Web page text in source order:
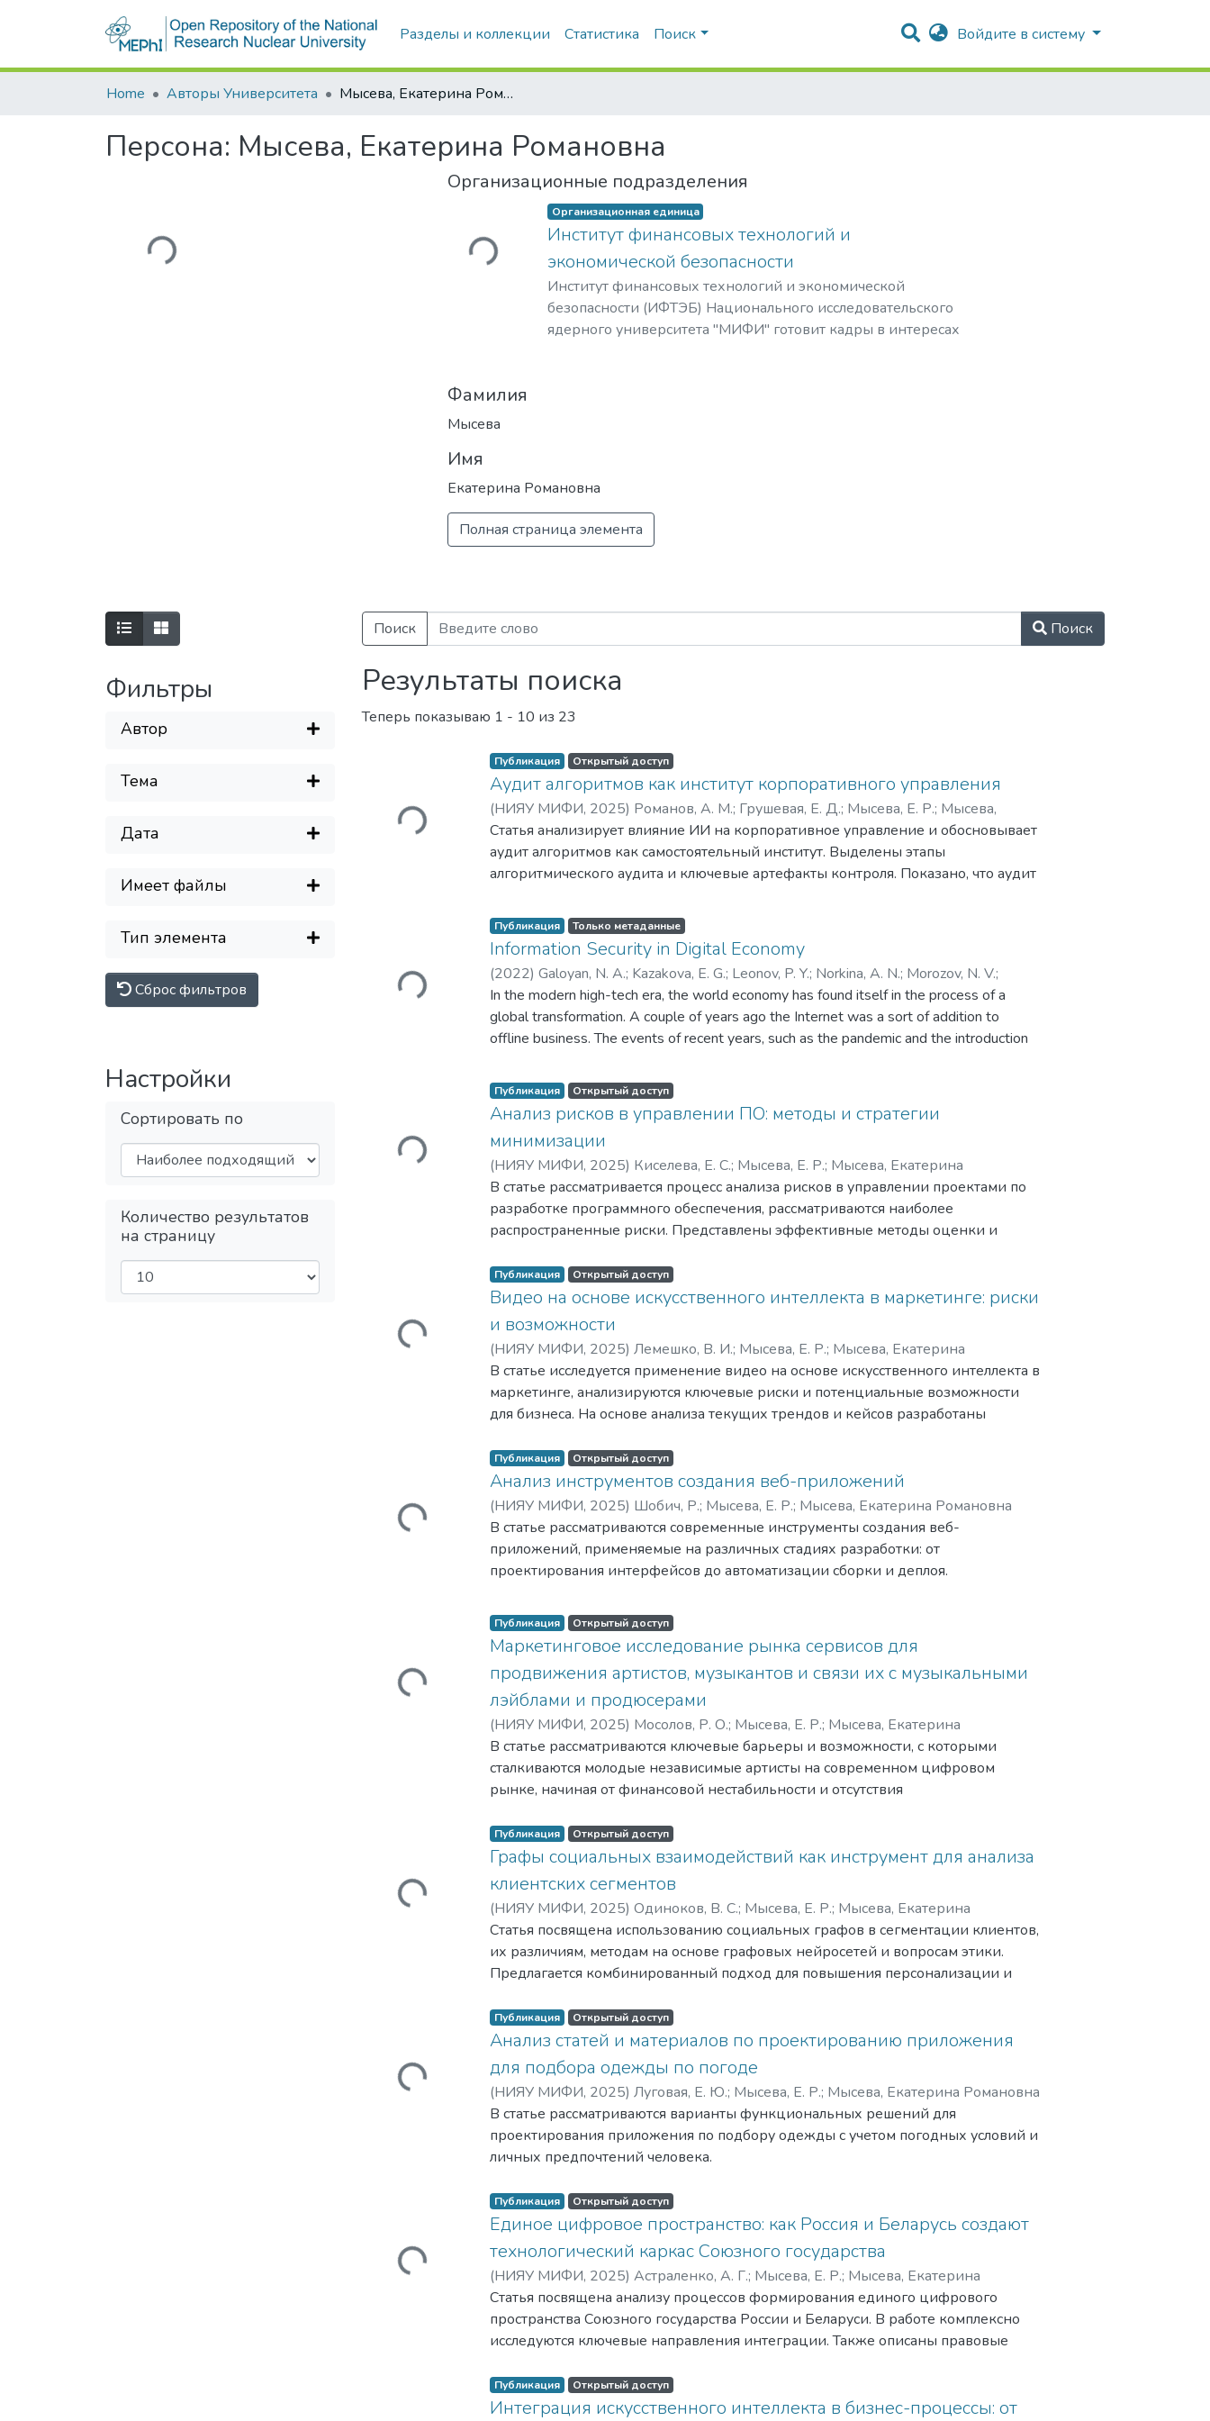
Разделы и коллекции Статистика Поиск Войдите в систему
Home Авторы Университета Мысева, Екатерина Романовна
Персона: Мысева, Екатерина Романовна
Загружается...
Организационные подразделения
Загружается...
Организационная единица
Институт финансовых технологий и
экономической безопасности
Институт финансовых технологий и экономической
безопасности (ИФТЭБ) Национального исследовательского
ядерного университета "МИФИ" готовит кадры в интересах
Фамилия
Мысева
Имя
Екатерина Романовна
Полная страница элемента
Фильтры
Автор
Тема
Дата
Имеет файлы
Тип элемента
Сброс фильтров
Настройки
Сортировать по
Количество результатов
на страницу
Поиск Поиск
Результаты поиска
Теперь показываю 1 - 10 из 23
Загружается...
Публикация Открытый доступ
Аудит алгоритмов как институт корпоративного управления
(НИЯУ МИФИ, 2025) Романов, А. М.; Грушевая, Е. Д.; Мысева, Е. Р.; Мысева,
Екатерина Романовна
Статья анализирует влияние ИИ на корпоративное управление и обосновывает
аудит алгоритмов как самостоятельный институт. Выделены этапы
алгоритмического аудита и ключевые артефакты контроля. Показано, что аудит
могут применяться при разработке внутренних политик компаний.
Загружается...
Публикация Только метаданные
Information Security in Digital Economy
(2022)Galoyan, N. A.; Kazakova, E. G.; Leonov, P. Y.; Norkina, A. N.; Morozov, N. V.;
Myseva, E. R.;Галоян, Натали Альбертовна;Казакова, Елизавета Геннадьевна
Леонов, Павел Юрьевич;Норкина, Анна Николаевна;Морозов, Николай
Владимирович;Мысева, Екатерина Романовна
In the modern high-tech era, the world economy has found itself in the process of a
global transformation. A couple of years ago the Internet was a sort of addition to
offline business. The events of recent years, such as the pandemic and the introduction
like never before, which became the reason for the formation of digitalisation. Despite
the fact that the "Digital Economy"has become widespread among advanced countries,
and blockchain technology, smart contracts are becoming increasingly popular in the
world, in this area there are still a number of problems that need to be solved for the
safe use of technology. It should be taken into account that despite the rapid
development of digital technology in the world, along with it the probability of new
unexplored risks increases. It is also necessary to consider the issue of national security
of the country during the development and implementation of information technology,
huge work to be done in terms of development of normative-legal regulation of these
issues and improvement of legislation in the field of information technology and
information security. © 2022 IEEE.
Загружается...
Публикация Открытый доступ
Анализ рисков в управлении ПО: методы и стратегии
минимизации
(НИЯУ МИФИ, 2025) Киселева, Е. С.; Мысева, Е. Р.; Мысева, Екатерина
Романовна
В статье рассматривается процесс анализа рисков в управлении проектами по
разработке программного обеспечения, рассматриваются наиболее
распространенные риски. Представлены эффективные методы оценки и
направленные на повышение надежности и успешности проектов по созданию
ПО.
Загружается...
Публикация Открытый доступ
Видео на основе искусственного интеллекта в маркетинге: риски
и возможности
(НИЯУ МИФИ, 2025)Лемешко, В. И.; Мысева, Е. Р.; Мысева, Екатерина
Романовна
В статье исследуется применение видео на основе искусственного интеллекта в
маркетинге, анализируются ключевые риски и потенциальные возможности
для бизнеса. На основе анализа текущих трендов и кейсов разработаны
стратегии.
Загружается...
Публикация Открытый доступ
Анализ инструментов создания веб-приложений
(НИЯУ МИФИ, 2025) Шобич, Р.; Мысева, Е. Р.; Мысева, Екатерина Романовна
В статье рассматриваются современные инструменты создания веб-
приложений, применяемые на различных стадиях разработки: от
проектирования интерфейсов до автоматизации сборки и деплоя.
выбора технологического стека и приводится сравнительный обзор
популярных инструментов.
Загружается...
Публикация Открытый доступ
Маркетинговое исследование рынка сервисов для
продвижения артистов, музыкантов и связи их с музыкальными
лэйблами и продюсерами
(НИЯУ МИФИ, 2025) Мосолов, Р. О.; Мысева, Е. Р.; Мысева, Екатерина
Романовна
В статье рассматриваются ключевые барьеры и возможности, с которыми
сталкиваются молодые независимые артисты на современном цифровом
рынке, начиная от финансовой нестабильности и отсутствия
платформ.
Загружается...
Публикация Открытый доступ
Графы социальных взаимодействий как инструмент для анализа
клиентских сегментов
(НИЯУ МИФИ, 2025)Одиноков, В. С.; Мысева, Е. Р.; Мысева, Екатерина
Романовна
Статья посвящена использованию социальных графов в сегментации клиентов,
их различиям, методам на основе графовых нейросетей и вопросам этики.
Предлагается комбинированный подход для повышения персонализации и
Загружается...
Публикация Открытый доступ
Анализ статей и материалов по проектированию приложения
для подбора одежды по погоде
(НИЯУ МИФИ, 2025)Луговая, Е. Ю.; Мысева, Е. Р.; Мысева, Екатерина Романовна
В статье рассматриваются варианты функциональных решений для
проектирования приложения по подбору одежды с учетом погодных условий и
личных предпочтений человека.
Загружается...
Публикация Открытый доступ
Единое цифровое пространство: как Россия и Беларусь создают
технологический каркас Союзного государства
(НИЯУ МИФИ, 2025)Астраленко, А. Г.; Мысева, Е. Р.; Мысева, Екатерина
Романовна
Статья посвящена анализу процессов формирования единого цифрового
пространства Союзного государства России и Беларуси. В работе комплексно
исследуются ключевые направления интеграции. Также описаны правовые
разные скорости цифровой трансформации, вопросы защиты данных при их
трансграничной передаче и предложены пути преодоления их.
Публикация Открытый доступ
Интеграция искусственного интеллекта в бизнес-процессы: от